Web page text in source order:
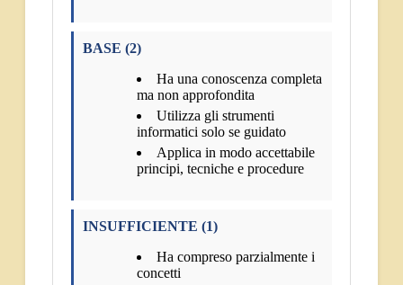
BASE (2)
Ha una conoscenza completa
ma non approfondita
Utilizza gli strumenti
informatici solo se guidato
Applica in modo accettabile
principi, tecniche e procedure
INSUFFICIENTE (1)
Ha compreso parzialmente i
concetti